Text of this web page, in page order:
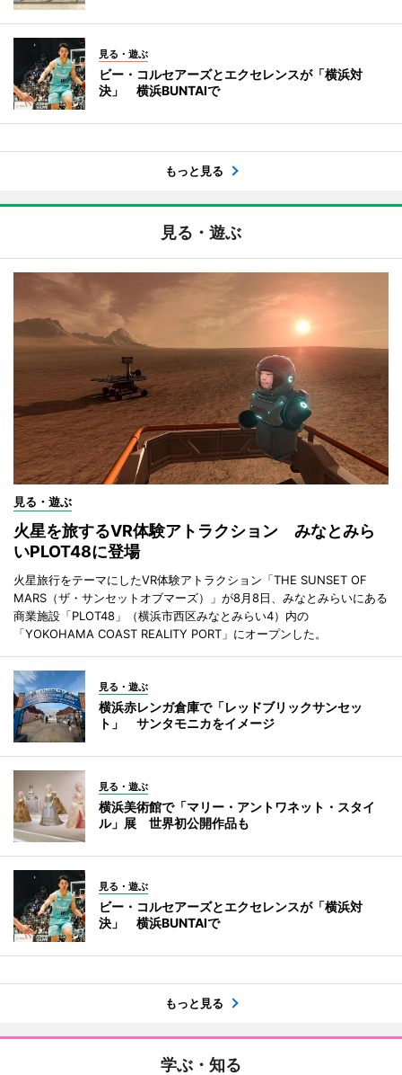
見る・遊ぶ
ビー・コルセアーズとエクセレンスが「横浜対
決」 横浜BUNTAIで
もっと見る
見る・遊ぶ
見る・遊ぶ
火星を旅するVR体験アトラクション みなとみら
いPLOT48に登場
火星旅行をテーマにしたVR体験アトラクション「THE SUNSET OF
MARS（ザ・サンセットオブマーズ）」が8月8日、みなとみらいにある
商業施設「PLOT48」（横浜市西区みなとみらい4）内の
「YOKOHAMA COAST REALITY PORT」にオープンした。
見る・遊ぶ
横浜赤レンガ倉庫で「レッドブリックサンセッ
ト」 サンタモニカをイメージ
見る・遊ぶ
横浜美術館で「マリー・アントワネット・スタイ
ル」展 世界初公開作品も
見る・遊ぶ
ビー・コルセアーズとエクセレンスが「横浜対
決」 横浜BUNTAIで
もっと見る
学ぶ・知る